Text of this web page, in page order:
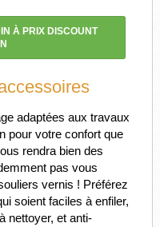
À PRIX DISCOUNT
adaptées aux travaux
pour votre confort que
rendra bien des
pas vous
vernis ! Préférez
soient faciles à enfiler,
nettoyer, et anti-